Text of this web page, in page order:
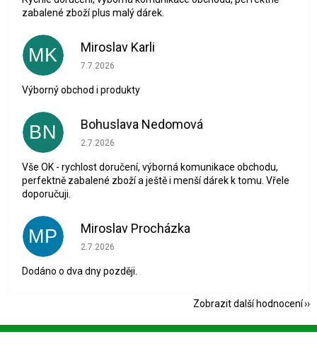
zabalené zboží plus malý dárek.
MK Miroslav Karli
Hodnocení obchodu je 5 z 5 hvězdiček.
7.7.2026
Výborný obchod i produkty
BN Bohuslava Nedomová
Hodnocení obchodu je 5 z 5 hvězdiček.
2.7.2026
Vše OK - rychlost doručení, výborná komunikace obchodu,
perfektně zabalené zboží a ještě i menší dárek k tomu. Vřele
doporučuji.
MP Miroslav Procházka
Hodnocení obchodu je 1 z 5 hvězdiček.
2.7.2026
Dodáno o dva dny později.
Zobrazit další hodnocení
Z